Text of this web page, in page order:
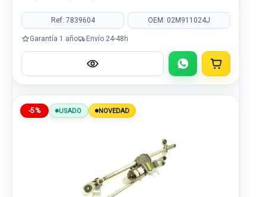
Ref: 7839604 OEM: 02M911024J
Garantía 1 año Envío 24-48h
-5% USADO NOVEDAD